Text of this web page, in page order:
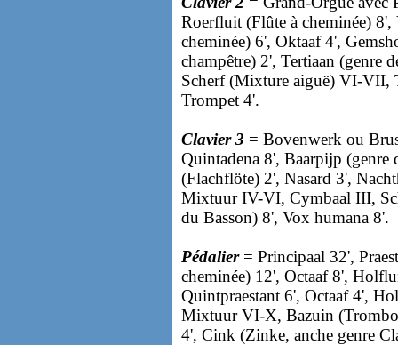
Roerfluit (Flûte à cheminée)
cheminée) 6', Oktaaf 4',
champêtre) 2', Tertiaan
Scherf (Mixture aiguë) VI-VII,
Trompet 4'.
Clavier 3 = Bovenwerk ou
Quintadena 8', Baarpijp
(Flachflöte) 2', Nasard 3',
Mixtuur IV-VI, Cymbaal III,
du Basson) 8', Vox humana 8'.
Pédalier = Principaal 32',
cheminée) 12', Octaaf 8',
Quintpraestant 6', Octaaf 4',
Mixtuur VI-X, Bazuin
4', Cink (Zinke, anche genre